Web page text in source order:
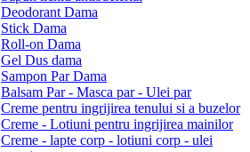
Deodorant Dama
Stick Dama
Roll-on Dama
Gel Dus dama
Sampon Par Dama
Balsam Par - Masca par - Ulei par
Creme pentru ingrijirea tenului si a buzelor
Creme - Lotiuni pentru ingrijirea mainilor
Creme - lapte corp - lotiuni corp - ulei